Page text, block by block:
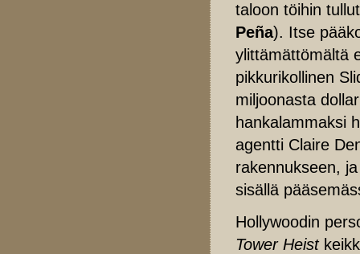
taloon töihin
Peña). Itse
ylittämättömältä
pikkurikollinen
miljoonasta
hankalammaksi
agentti Claire
rakennukseen,
sisällä
Hollywoodin
Tower Heist